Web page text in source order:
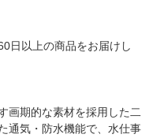
日以上の商品をお届けし
画期的な素材を採用した二
通気・防水機能で、水仕事